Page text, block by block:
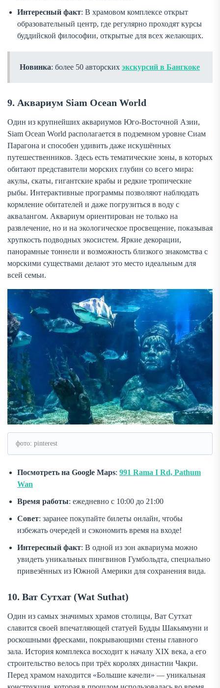
Интересный факт: В храмовом комплексе открыт
образовательный центр, где регулярно проходят курсы
буддийской философии, открытые для всех желающих.
Новинка: более 50 авторских экскурсий в Бангкоке
9. Аквариум Siam Ocean World
Один из крупнейших аквариумов Юго-Восточной Азии,
Siam Ocean World располагается в подземном уровне Сиам
Парагона и способен удивить даже искушённых
путешественников. Здесь есть тематические зоны, в которых
обитают представители морских глубин со всего мира:
акулы, скаты, гигантские крабы и редкие тропические
рыбы. Интерактивные программы позволяют наблюдать
кормление обитателей и даже погрузиться в воду с
аквалангом. Аквариум ориентирован не только на
развлечение, но и на экологическое просвещение, показывая
хрупкость подводных экосистем. Яркие декорации,
панорамные тоннели и возможность близкого знакомства с
морскими существами делают это место идеальным для
всей семьи.
фото: pinterest
Посмотреть на Google Maps: 991 Rama I Rd, Pathum
Wan
Время работы: ежедневно с 10:00 до 21:00
Совет: заранее покупайте билеты онлайн, чтобы
избежать очередей и сэкономить время на входе!
Интересный факт: В одной из зон аквариума можно
увидеть уникальных пингвинов Гумбольдта, специально
привезённых из Южной Америки для сохранения вида.
10. Ват Сутхат (Wat Suthat)
Один из самых значимых храмов столицы, Ват Сутхат
славится своей впечатляющей статуей Будды Шакьямуни и
роскошными фресками, покрывающими стены главного
зала. История комплекса восходит к началу XIX века, а его
строительство велось при трёх королях династии Чакри.
Перед храмом находится «Большие качели» — уникальная